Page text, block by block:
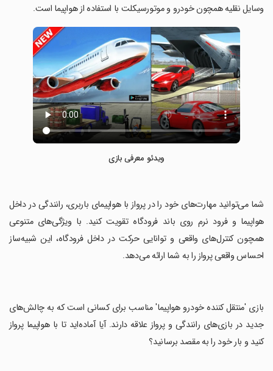
وسایل نقلیه همچون خودرو و موتورسیکلت با استفاده از هواپیما است.
ویدئو معرفی بازی
‏شما می‌توانید مهارت‌های خود را در پرواز با هواپیمای باربری، رانندگی در داخل
هواپیما و فرود نرم روی باند فرودگاه تقویت کنید. با ویژگی‌های متنوعی
همچون کنترل‌های واقعی و توانایی حرکت در داخل فرودگاه، این شبیه‌ساز
احساس واقعی پرواز را به شما ارائه می‌دهد.
‏بازی 'منتقل کننده خودرو هواپیما' مناسب برای کسانی است که به چالش‌های
جدید در بازی‌های رانندگی و پرواز علاقه دارند. آیا آماده‌اید تا با هواپیما پرواز
کنید و بار خود را به مقصد برسانید؟